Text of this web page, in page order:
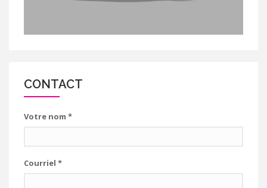
CONTACT
Votre nom *
Courriel *